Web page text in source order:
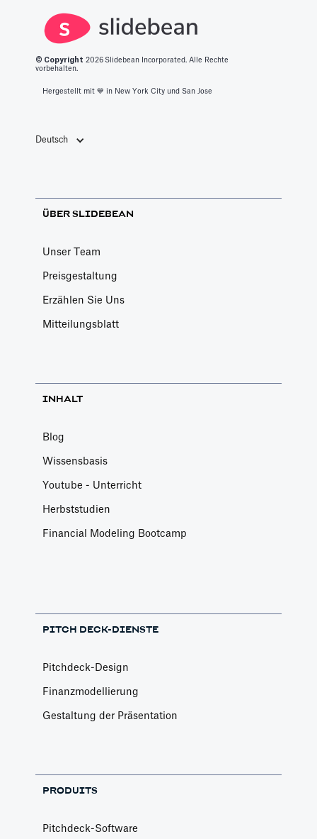
© Copyright 2026 Slidebean Incorporated. Alle Rechte
vorbehalten.
Hergestellt mit 💙️ in New York City und San Jose
Deutsch
ÜBER SLIDEBEAN
Unser Team
Preisgestaltung
Erzählen Sie Uns
Mitteilungsblatt
INHALT
Blog
Wissensbasis
Youtube - Unterricht
Herbststudien
Financial Modeling Bootcamp
PITCH DECK-DIENSTE
Pitchdeck-Design
Finanzmodellierung
Gestaltung der Präsentation
PRODUITS
Pitchdeck-Software